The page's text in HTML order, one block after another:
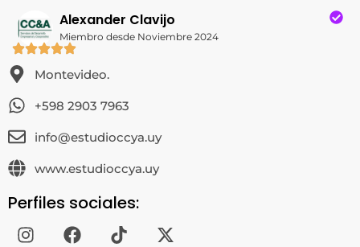
Alexander Clavijo
Miembro desde Noviembre 2024
Montevideo.
+598 2903 7963
info@estudioccya.uy
www.estudioccya.uy
Perfiles sociales: